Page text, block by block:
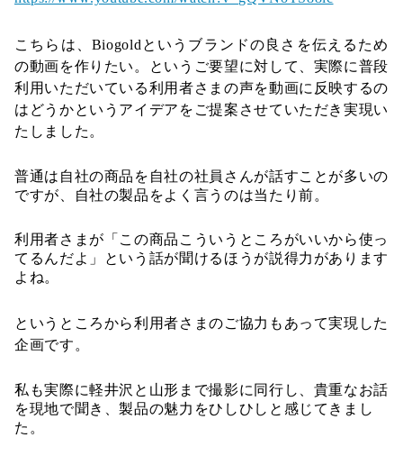
こちらは、Biogoldというブランドの良さを伝えるため
の動画を作りたい。というご要望に対して、実際に普段
利用いただいている利用者さまの声を動画に反映するの
はどうかというアイデアをご提案させていただき実現い
たしました。
普通は自社の商品を自社の社員さんが話すことが多いの
ですが、自社の製品をよく言うのは当たり前。
利用者さまが「この商品こういうところがいいから使っ
てるんだよ」という話が聞けるほうが説得力があります
よね。
というところから利用者さまのご協力もあって実現した
企画です。
私も実際に軽井沢と山形まで撮影に同行し、貴重なお話
を現地で聞き、製品の魅力をひしひしと感じてきまし
た。